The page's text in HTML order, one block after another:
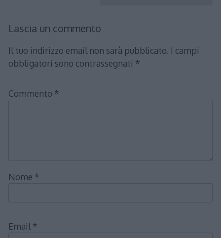
Lascia un commento
Il tuo indirizzo email non sarà pubblicato. I campi
obbligatori sono contrassegnati *
Commento *
Nome *
Email *